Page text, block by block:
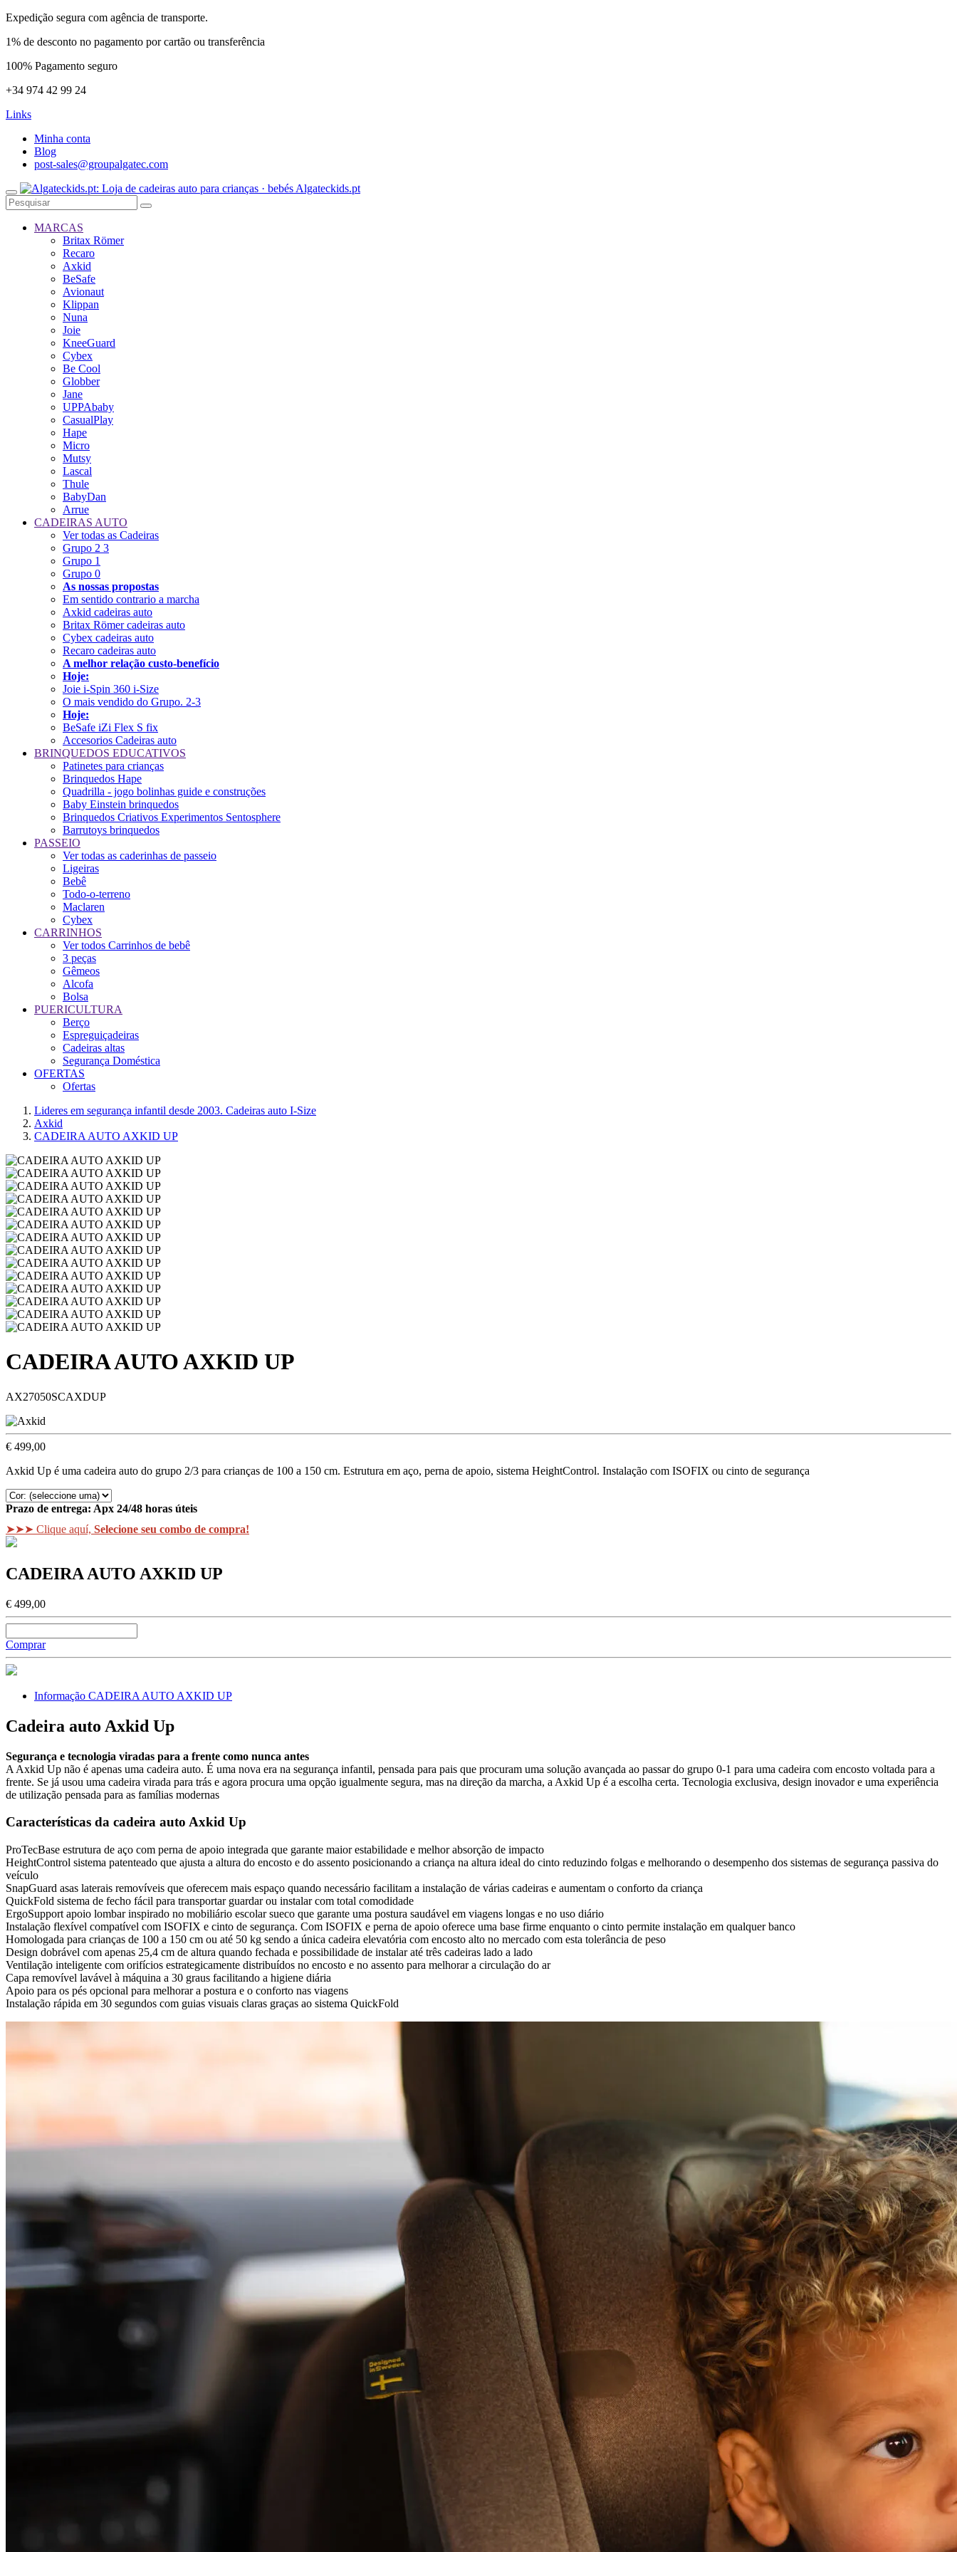
Expedição segura com agência de transporte.
1% de desconto no pagamento por cartão ou transferência
100% Pagamento seguro
+34 974 42 99 24
Links
Minha conta
Blog
post-sales@groupalgatec.com
MARCAS
Britax Römer
Recaro
Axkid
BeSafe
Avionaut
Klippan
Nuna
Joie
KneeGuard
Cybex
Be Cool
Globber
Jane
UPPAbaby
CasualPlay
Hape
Micro
Mutsy
Lascal
Thule
BabyDan
Arrue
CADEIRAS AUTO
Ver todas as Cadeiras
Grupo 2 3
Grupo 1
Grupo 0
As nossas propostas
Em sentido contrario a marcha
Axkid cadeiras auto
Britax Römer cadeiras auto
Cybex cadeiras auto
Recaro cadeiras auto
A melhor relação custo-benefício
Hoje:
Joie i-Spin 360 i-Size
O mais vendido do Grupo. 2-3
Hoje:
BeSafe iZi Flex S fix
Accesorios Cadeiras auto
BRINQUEDOS EDUCATIVOS
Patinetes para crianças
Brinquedos Hape
Quadrilla - jogo bolinhas guide e construções
Baby Einstein brinquedos
Brinquedos Criativos Experimentos Sentosphere
Barrutoys brinquedos
PASSEIO
Ver todas as caderinhas de passeio
Ligeiras
Bebê
Todo-o-terreno
Maclaren
Cybex
CARRINHOS
Ver todos Carrinhos de bebê
3 peças
Gêmeos
Alcofa
Bolsa
PUERICULTURA
Berço
Espreguiçadeiras
Cadeiras altas
Segurança Doméstica
OFERTAS
Ofertas
Lideres em segurança infantil desde 2003. Cadeiras auto I-Size
Axkid
CADEIRA AUTO AXKID UP
CADEIRA AUTO AXKID UP
AX27050SCAXDUP
€ 499,00
Axkid Up é uma cadeira auto do grupo 2/3 para crianças de 100 a 150 cm. Estrutura em aço, perna de apoio, sistema HeightControl. Instalação com ISOFIX ou cinto de segurança
Prazo de entrega: Apx 24/48 horas úteis
➤➤➤ Clique aquí, Selecione seu combo de compra!
CADEIRA AUTO AXKID UP
€ 499,00
Comprar
Informação CADEIRA AUTO AXKID UP
Cadeira auto Axkid Up
Segurança e tecnologia viradas para a frente como nunca antes
A Axkid Up não é apenas uma cadeira auto. É uma nova era na segurança infantil, pensada para pais que procuram uma solução avançada ao passar do grupo 0-1 para uma cadeira com encosto voltada para a
frente. Se já usou uma cadeira virada para trás e agora procura uma opção igualmente segura, mas na direção da marcha, a Axkid Up é a escolha certa. Tecnologia exclusiva, design inovador e uma experiência
de utilização pensada para as famílias modernas
Características da cadeira auto Axkid Up
ProTecBase estrutura de aço com perna de apoio integrada que garante maior estabilidade e melhor absorção de impacto
HeightControl sistema patenteado que ajusta a altura do encosto e do assento posicionando a criança na altura ideal do cinto reduzindo folgas e melhorando o desempenho dos sistemas de segurança passiva do
veículo
SnapGuard asas laterais removíveis que oferecem mais espaço quando necessário facilitam a instalação de várias cadeiras e aumentam o conforto da criança
QuickFold sistema de fecho fácil para transportar guardar ou instalar com total comodidade
ErgoSupport apoio lombar inspirado no mobiliário escolar sueco que garante uma postura saudável em viagens longas e no uso diário
Instalação flexível compatível com ISOFIX e cinto de segurança. Com ISOFIX e perna de apoio oferece uma base firme enquanto o cinto permite instalação em qualquer banco
Homologada para crianças de 100 a 150 cm ou até 50 kg sendo a única cadeira elevatória com encosto alto no mercado com esta tolerância de peso
Design dobrável com apenas 25,4 cm de altura quando fechada e possibilidade de instalar até três cadeiras lado a lado
Ventilação inteligente com orifícios estrategicamente distribuídos no encosto e no assento para melhorar a circulação do ar
Capa removível lavável à máquina a 30 graus facilitando a higiene diária
Apoio para os pés opcional para melhorar a postura e o conforto nas viagens
Instalação rápida em 30 segundos com guias visuais claras graças ao sistema QuickFold